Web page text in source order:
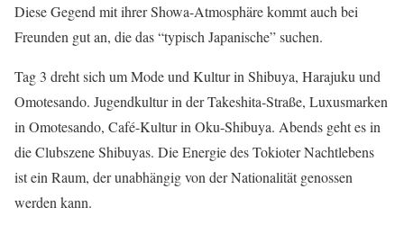
Diese Gegend mit ihrer Showa-Atmosphäre kommt auch bei
Freunden gut an, die das “typisch Japanische” suchen.
Tag 3 dreht sich um Mode und Kultur in Shibuya, Harajuku und
Omotesando. Jugendkultur in der Takeshita-Straße, Luxusmarken
in Omotesando, Café-Kultur in Oku-Shibuya. Abends geht es in
die Clubszene Shibuyas. Die Energie des Tokioter Nachtlebens
ist ein Raum, der unabhängig von der Nationalität genossen
werden kann.